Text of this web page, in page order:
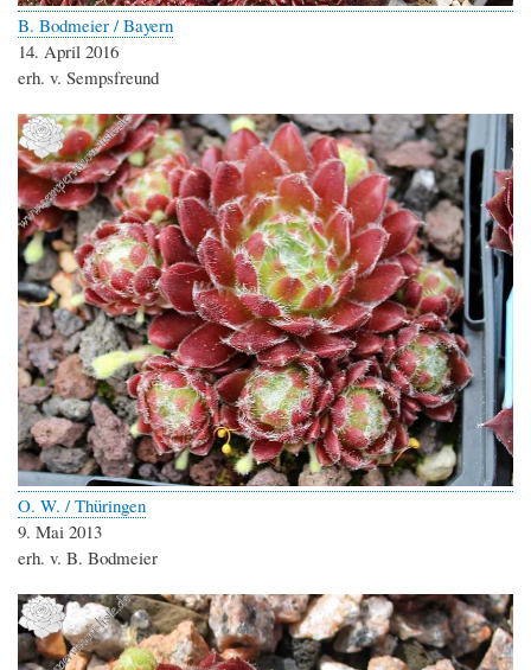
B. Bodmeier / Bayern
14. April 2016
erh. v. Sempsfreund
O. W. / Thüringen
9. Mai 2013
erh. v. B. Bodmeier